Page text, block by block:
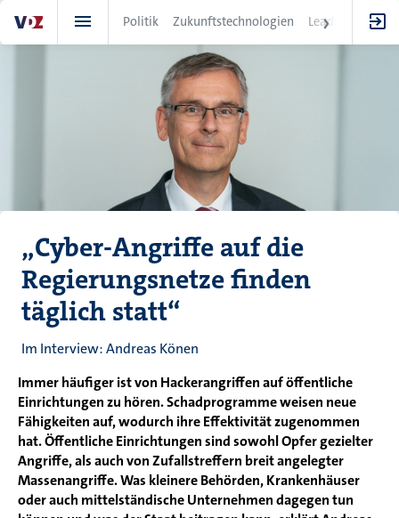
zum
Inhalt
Politik Zukunftstechnologien Leadership
„Cyber-Angriffe auf die
Regierungsnetze finden
täglich statt“
Im Interview: Andreas Könen
Immer häufiger ist von Hackerangriffen auf öffentliche
Einrichtungen zu hören. Schadprogramme weisen neue
Fähigkeiten auf, wodurch ihre Effektivität zugenommen
hat. Öffentliche Einrichtungen sind sowohl Opfer gezielter
Angriffe, als auch von Zufallstreffern breit angelegter
Massenangriffe. Was kleinere Behörden, Krankenhäuser
oder auch mittelständische Unternehmen dagegen tun